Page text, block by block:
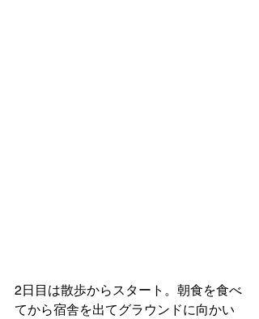
2日目は散歩からスタート。朝食を食べ
てから宿舎を出てグラウンドに向かい